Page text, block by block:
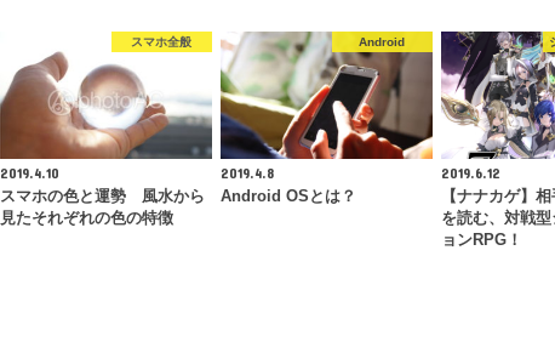
スマホ全般
2019.4.10
スマホの色と運勢 風水から
見たそれぞれの色の特徴
Android
2019.4.8
Android OSとは？
2019.6.12
【ナナカゲ】
を読む、対戦
ョンRPG！